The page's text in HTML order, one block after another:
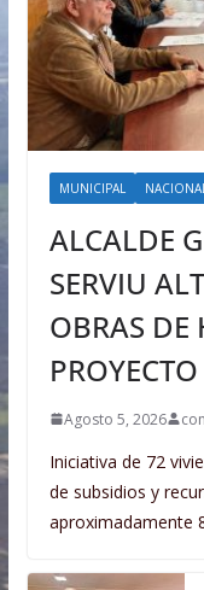
MUNICIPAL NACIONAL
ALCALDE
SERVIU
OBRAS DE
Agosto 5, 2026
Iniciativa de 72
de subsidios y
aproximadamente